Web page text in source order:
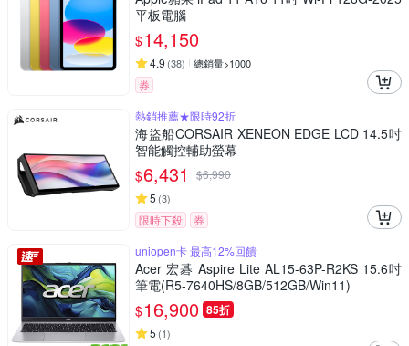
平板電腦
$14,150
4.9 (38) 總銷量>1000
券
熱銷推薦★限時92折
海盜船CORSAIR XENEON EDGE LCD 14.5吋
智能觸控輔助螢幕
$6,431 $6,990
5 (3)
限時下殺
券
uniopen卡 最高12%回饋
Acer 宏碁 Aspire Lite AL15-63P-R2KS 15.6吋
筆電(R5-7640HS/8GB/512GB/Win11)
$16,900 85折
5 (1)